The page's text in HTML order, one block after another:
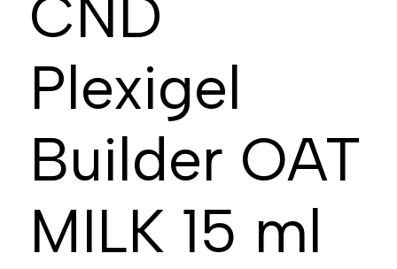
CND
Plexigel
Builder OAT
MILK 15 ml